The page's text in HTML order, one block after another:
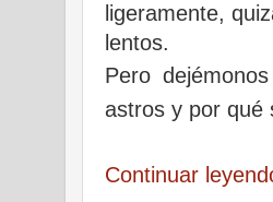
ligeramente,
lentos.
Pero
astros y por qué
Continuar